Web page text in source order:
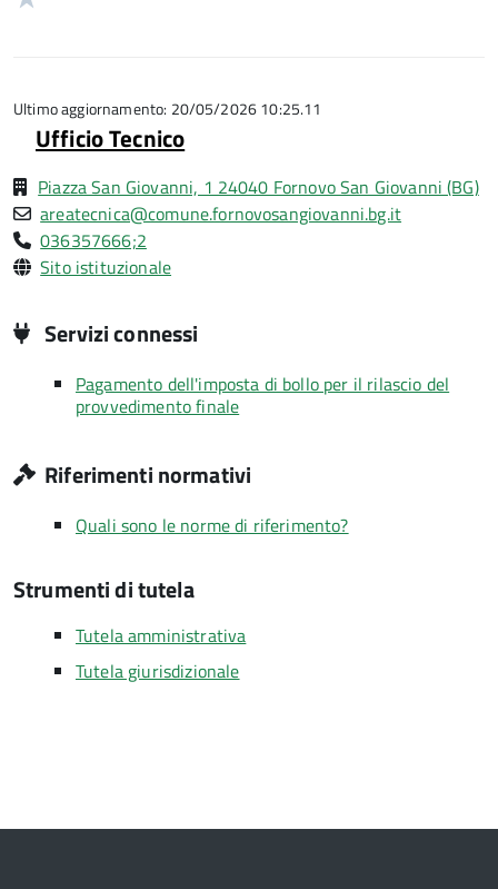
5
Ultimo aggiornamento: 20/05/2026 10:25.11
Ufficio Tecnico
Piazza San Giovanni, 1 24040 Fornovo San Giovanni (BG)
areatecnica@comune.fornovosangiovanni.bg.it
036357666;2
Sito istituzionale
Servizi connessi
Pagamento dell'imposta di bollo per il rilascio del
provvedimento finale
Riferimenti normativi
Quali sono le norme di riferimento?
Strumenti di tutela
Tutela amministrativa
Tutela giurisdizionale